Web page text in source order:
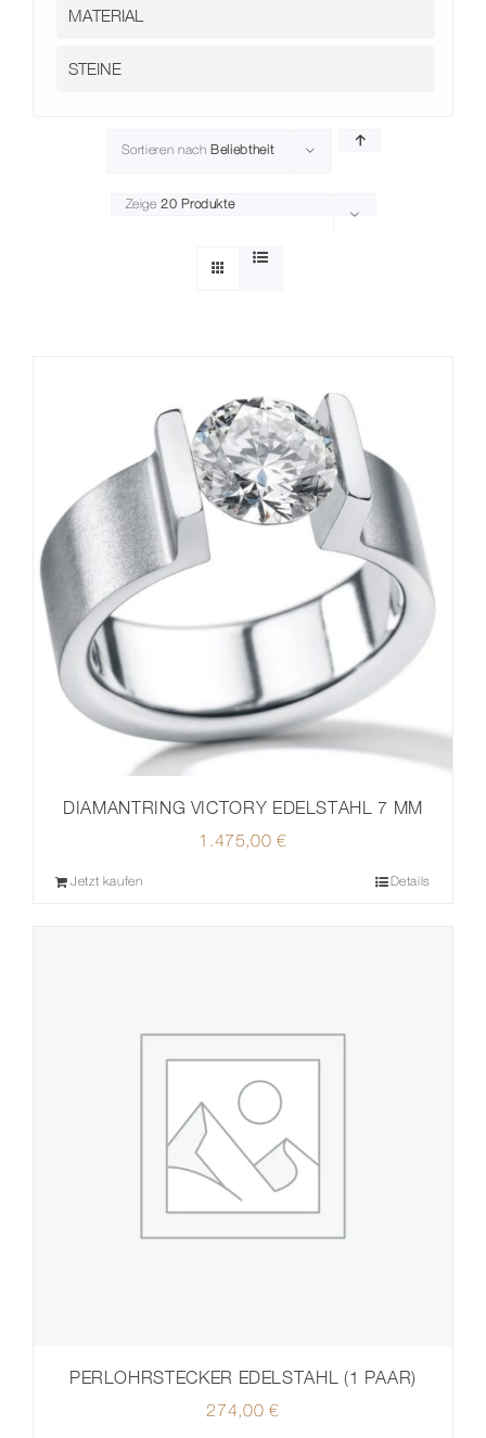
Sortieren nach Beliebtheit
Zeige20 Produkte
DIAMANTRING VICTORY EDELSTAHL 7 MM
1.475,00€
Jetzt kaufen Details
PERLOHRSTECKER EDELSTAHL (1 PAAR)
274,00 €